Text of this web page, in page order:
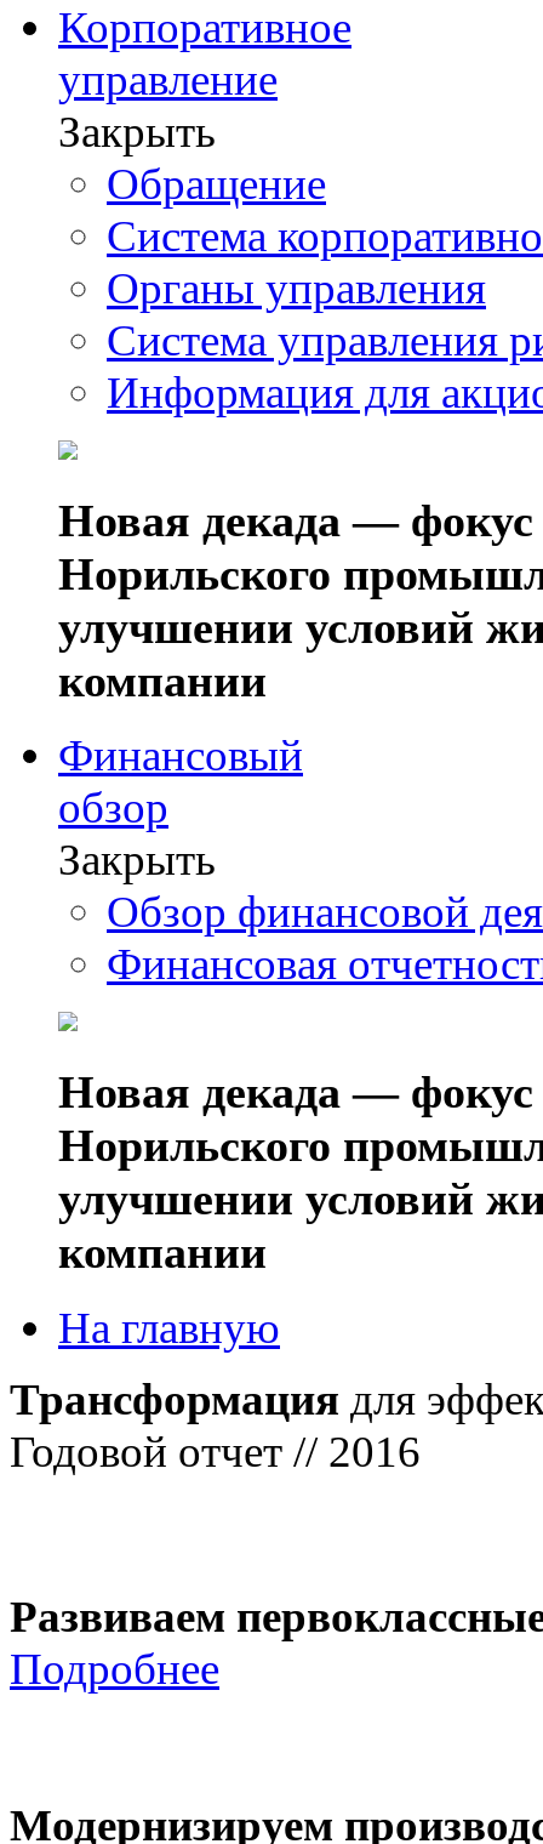
Корпоративное
управление
Закрыть
Обращение
Система
Органы управления
Система управления
Информация для
Новая декада — фокус
Норильского
улучшении условий
компании
Финансовый
обзор
Закрыть
Обзор финансовой
Финансовая
Новая декада — фокус
Норильского
улучшении условий
компании
На главную
Трансформация для
Годовой отчет // 2016
Развиваем
Подробнее
Модернизируем